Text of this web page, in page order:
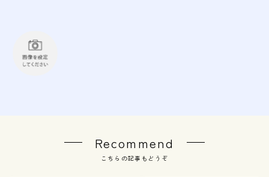
Recommend
こちらの記事もどうぞ